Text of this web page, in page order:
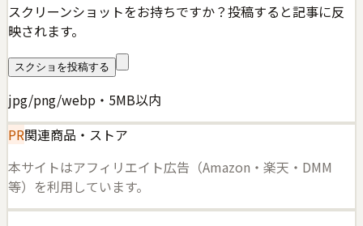
スクリーンショットをお持ちですか？投稿すると記事に反
映されます。
スクショを投稿する
jpg/png/webp・5MB以内
PR関連商品・ストア
本サイトはアフィリエイト広告（Amazon・楽天・DMM
等）を利用しています。